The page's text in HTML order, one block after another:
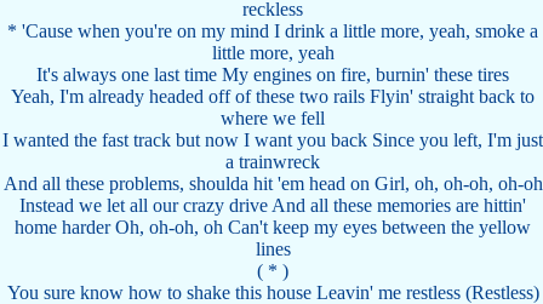
reckless
* 'Cause when you're on my mind I drink a little more, yeah, smoke a
little more, yeah
It's always one last time My engines on fire, burnin' these tires
Yeah, I'm already headed off of these two rails Flyin' straight back to
where we fell
I wanted the fast track but now I want you back Since you left, I'm just
a trainwreck
And all these problems, shoulda hit 'em head on Girl, oh, oh-oh, oh-oh
Instead we let all our crazy drive And all these memories are hittin'
home harder Oh, oh-oh, oh Can't keep my eyes between the yellow
lines
( * )
You sure know how to shake this house Leavin' me restless (Restless)